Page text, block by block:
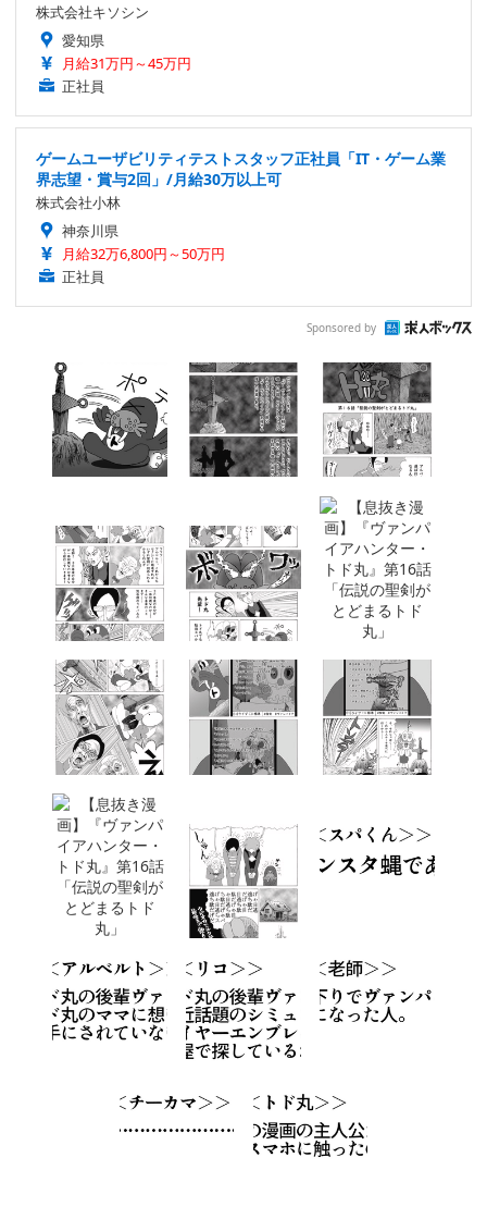
株式会社キソシン
愛知県
月給31万円～45万円
正社員
ゲームユーザビリティテストスタッフ正社員「IT・ゲーム業
界志望・賞与2回」/月給30万以上可
株式会社小林
神奈川県
月給32万6,800円～50万円
正社員
Sponsored by